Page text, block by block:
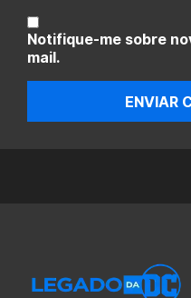
Notifique-me sobre
mail.
ENVIAR